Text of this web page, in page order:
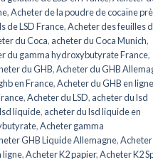
,Acheter de la poudre de cocaïne
de LSD France,Acheter des feuilles
du Coca, acheter du Coca Munich,
du gamma hydroxybutyrate France,
du GHB,Acheter du GHB
en France,Acheter du GHB en ligne
,Acheter du LSD, acheter du lsd
liquide, acheter du lsd liquide en
,Acheter gamma
GHB Liquide Allemagne,Acheter
ligne,Acheter K2 papier,Acheter K2